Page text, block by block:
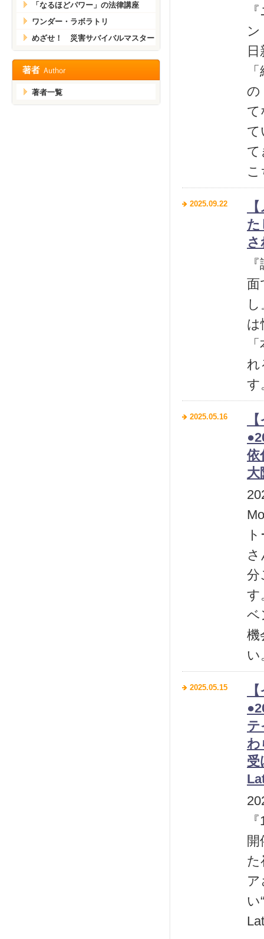
の
て
て
2025.09.22
た
面
は
れ
す
2025.05.16
依
大
分
す
ベ
機
2025.05.15
テ
わ
受
開
た
い
「なるほどパワー」の法律講座
ワンダー・ラボラトリ
めざせ！ 災害サバイバルマスター
著者一覧